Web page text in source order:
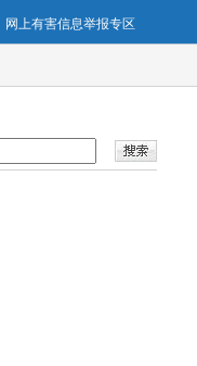
网上有害信息举报专区